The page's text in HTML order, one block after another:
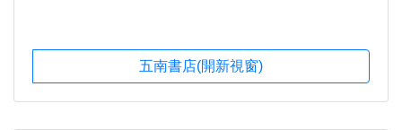
五南書店(開新視窗)